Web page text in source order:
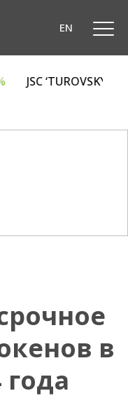
EN
JSC ‘TUROVSKY
в